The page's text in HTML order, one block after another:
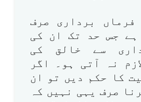
فرماں برداری صرف
ہے جس حد تک ان کی
سے خالق کی
نہ آتی ہو۔ اگر
کا حکم دیں تو ان
صرف یہی نہیں کہ